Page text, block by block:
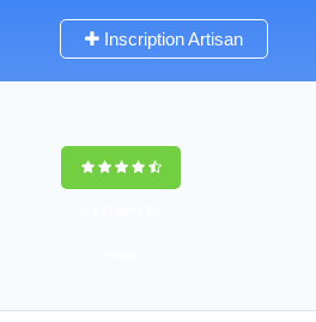
Inscription Artisan